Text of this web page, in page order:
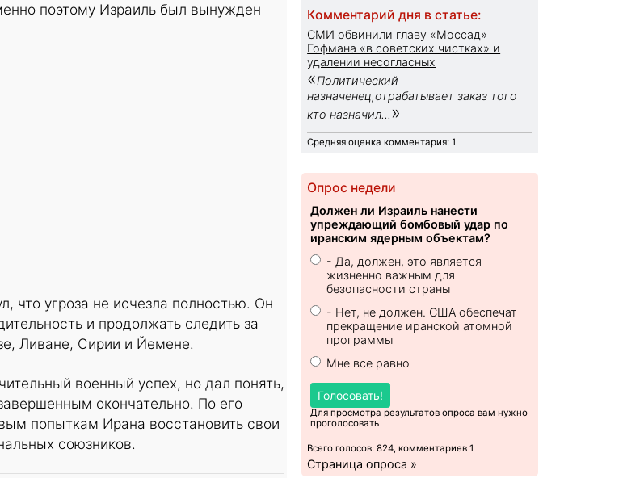
поэтому Израиль был вынужден
что угроза не исчезла полностью. Он
и продолжать следить за
Ливане, Сирии и Йемене.
военный успех, но дал понять,
окончательно. По его
попыткам Ирана восстановить свои
союзников.
Комментарий дня в статье:
СМИ обвинили главу «Моссад»
Гофмана «в советских чистках» и
удалении несогласных
«Политический
назначенец,отрабатывает заказ того
кто назначил... »
Средняя оценка комментария: 1
Опрос недели
Должен ли Израиль нанести
упреждающий бомбовый удар по
иранским ядерным объектам?
- Да, должен, это является
жизненно важным для
безопасности страны
- Нет, не должен. США обеспечат
прекращение иранской атомной
программы
Мне все равно
Голосовать!
Для просмотра результатов опроса вам нужно
проголосовать
Всего голосов: 824, комментариев 1
Страница опроса »